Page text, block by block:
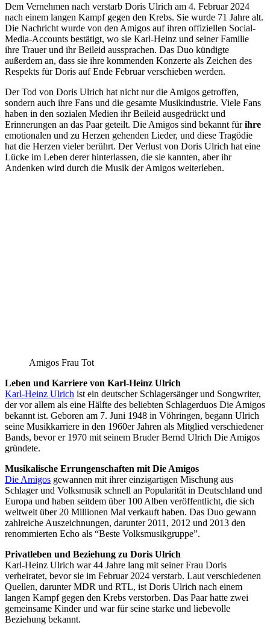
Dem Vernehmen nach verstarb Doris Ulrich am 4. Februar 2024
nach einem langen Kampf gegen den Krebs. Sie wurde 71 Jahre alt.
Die Nachricht wurde von den Amigos auf ihren offiziellen Social-
Media-Accounts bestätigt, wo sie Karl-Heinz und seiner Familie
ihre Trauer und ihr Beileid aussprachen. Das Duo kündigte
außerdem an, dass sie ihre kommenden Konzerte als Zeichen des
Respekts für Doris auf Ende Februar verschieben werden.
Der Tod von Doris Ulrich hat nicht nur die Amigos getroffen,
sondern auch ihre Fans und die gesamte Musikindustrie. Viele Fans
haben in den sozialen Medien ihr Beileid ausgedrückt und
Erinnerungen an das Paar geteilt. Die Amigos sind bekannt fürihre
emotionalen und zu Herzen gehenden Lieder, und diese Tragödie
hat die Herzen vieler berührt. Der Verlust von Doris Ulrich hat eine
Lücke im Leben derer hinterlassen, die sie kannten, aber ihr
Andenken wird durch die Musik der Amigos weiterleben.
Amigos Frau Tot
Leben und Karriere von Karl-Heinz Ulrich
Karl-Heinz Ulrich ist ein deutscher Schlagersänger und Songwriter,
der vor allem als eine Hälfte des beliebten Schlagerduos Die Amigos
bekannt ist. Geboren am 7. Juni 1948 in Vöhringen, begann Ulrich
seine Musikkarriere in den 1960er Jahren als Mitglied verschiedener
Bands, bevor er 1970 mit seinem Bruder Bernd Ulrich Die Amigos
gründete.
Musikalische Errungenschaften mit Die Amigos
Die Amigos gewannen mit ihrer einzigartigen Mischung aus
Schlager und Volksmusik schnell an Popularität in Deutschland und
Europa und haben seitdem über 100 Alben veröffentlicht, die sich
weltweit über 20 Millionen Mal verkauft haben. Das Duo gewann
zahlreiche Auszeichnungen, darunter 2011, 2012 und 2013 den
renommierten Echo als “Beste Volksmusikgruppe”.
Privatleben und Beziehung zu Doris Ulrich
Karl-Heinz Ulrich war 44 Jahre lang mit seiner Frau Doris
verheiratet, bevor sie im Februar 2024 verstarb. Laut verschiedenen
Quellen, darunter MDR und RTL, ist Doris Ulrich nach einem
langen Kampf gegen den Krebs verstorben. Das Paar hatte zwei
gemeinsame Kinder und war für seine starke und liebevolle
Beziehung bekannt.